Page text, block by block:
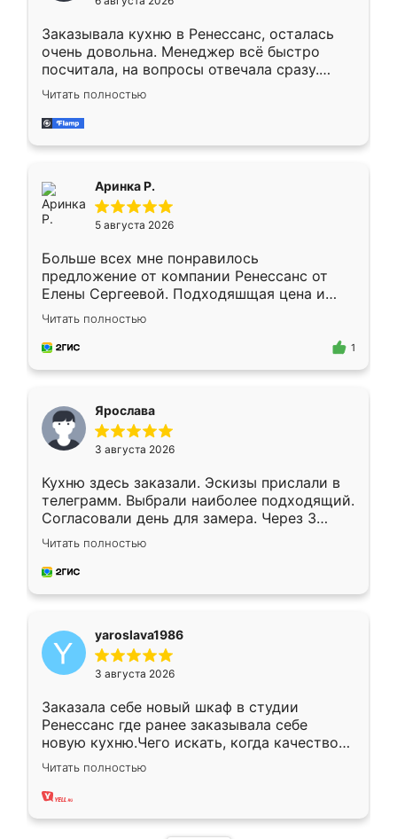
мебели буду заказывать только здесь.
Заказывала кухню в Ренессанс, осталась
очень довольна. Менеджер всё быстро
посчитала, на вопросы отвечала сразу.
Замерщик приехал в субботу, подошёл к
делу со всей ответственностью. Собрали
за день, ребята работали аккуратно, даже
Читать полностью
Аринка Р.
5 августа 2026
Больше всех мне понравилось
предложение от компании Ренессанс от
Елены Сергеевой. Подходяшщая цена и
короткие сроки изготовления. Приехавший
для замера сотрудник Владислав
предложил по моему эскизу самый
Читать полностью
1
Ярослава
3 августа 2026
Кухню здесь заказали. Эскизы прислали в
телеграмм. Выбрали наиболее подходящий.
Согласовали день для замера. Через 3
недели кухня была уже готова. Остались
довольны работой. Спасибо Ренессанс
мебель за качественную работу!
Читать полностью
yaroslava1986
3 августа 2026
Заказала себе новый шкаф в студии
Ренессанс где ранее заказывала себе
новую кухню.Чего искать, когда качеством
вполне довольна. Служит кухня уже почти
два года, нареканий нет.
Читать полностью